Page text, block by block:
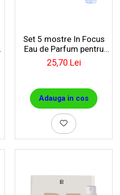
Set 5 mostre In Focus
Eau de Parfum pentru
barbați
25,70 Lei
Adauga in cos